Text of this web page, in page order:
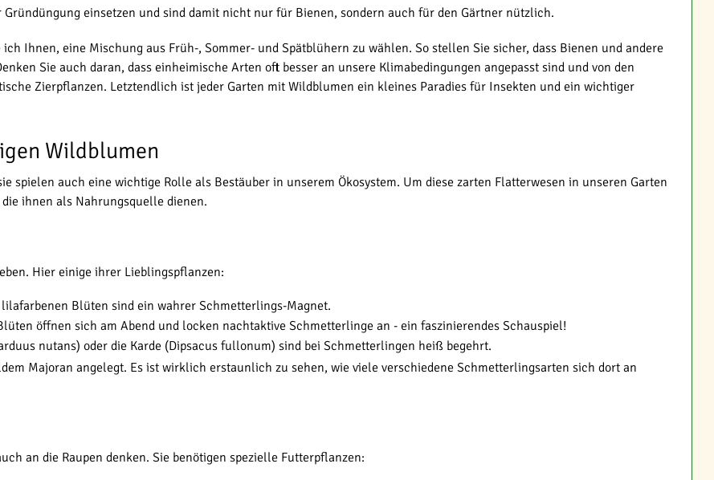
einsetzen und sind damit nicht nur für Bienen, sondern auch für den Gärtner nützlich.
Ihnen, eine Mischung aus Früh-, Sommer- und Spätblühern zu wählen. So stellen Sie sicher, dass Bienen und andere
Sie auch daran, dass einheimische Arten oft besser an unsere Klimabedingungen angepasst sind und von den
Zierpflanzen. Letztendlich ist jeder Garten mit Wildblumen ein kleines Paradies für Insekten und ein wichtiger
Wildblumen
spielen auch eine wichtige Rolle als Bestäuber in unserem Ökosystem. Um diese zarten Flatterwesen in unseren Garten
ihnen als Nahrungsquelle dienen.
Hier einige ihrer Lieblingspflanzen:
Blüten sind ein wahrer Schmetterlings-Magnet.
öffnen sich am Abend und locken nachtaktive Schmetterlinge an - ein faszinierendes Schauspiel!
nutans) oder die Karde (Dipsacus fullonum) sind bei Schmetterlingen heiß begehrt.
Majoran angelegt. Es ist wirklich erstaunlich zu sehen, wie viele verschiedene Schmetterlingsarten sich dort an
an die Raupen denken. Sie benötigen spezielle Futterpflanzen: